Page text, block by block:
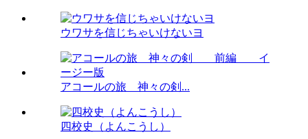
ウワサを信じちゃいけないヨ
アコールの旅 神々の剣...
四校史（よんこうし）